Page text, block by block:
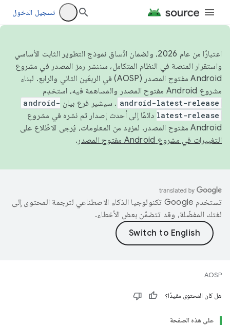
تسجيل الدخول
اعتبارًا من عام 2026، ولضمان اتّساق نموذج التطوير الثابت الأساسي
واستقرار المنصة في النظام المتكامل، سننشر رمز المصدر في مشروع
Android مفتوح المصدر (AOSP) في الربعَين الثاني والرابع. لبناء
مشروع Android مفتوح المصدر والمساهمة فيه، استخدِم
android-latest-release . سيشير فرع بيان android-
latest-release دائمًا إلى أحدث إصدار تم نشره في مشروع
Android مفتوح المصدر. لمزيد من المعلومات، يُرجى الاطّلاع على
التغييرات في مشروع Android مفتوح المصدر
.
تستخدم Google تكنولوجيا الذكاء الاصطناعي لترجمة المحتوى إلى
لغتك المفضّلة، وقد تتضمّن بعض الأخطاء.
AOSP
هل كان المحتوى مفيدًا؟
على هذه الصفحة